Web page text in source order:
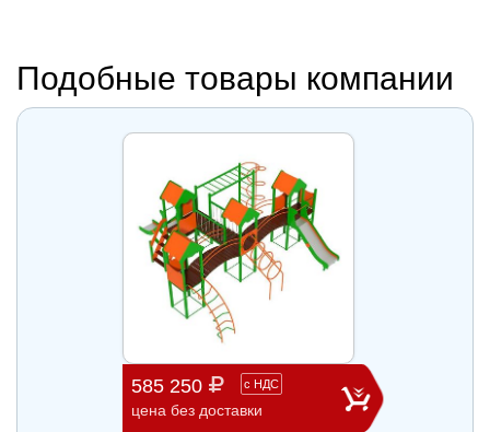
Подобные товары компании
585 250 с НДС
цена без доставки